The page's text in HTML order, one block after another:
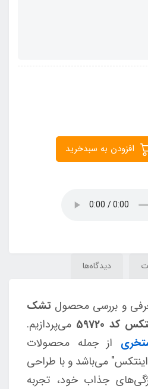
دیدگاه‌ها
و بررسی محصول تشک
کد 59720
می‌پردازیم.
از جمله محصولات
می‌باشد و با طراحی
جذاب خود، تجربه